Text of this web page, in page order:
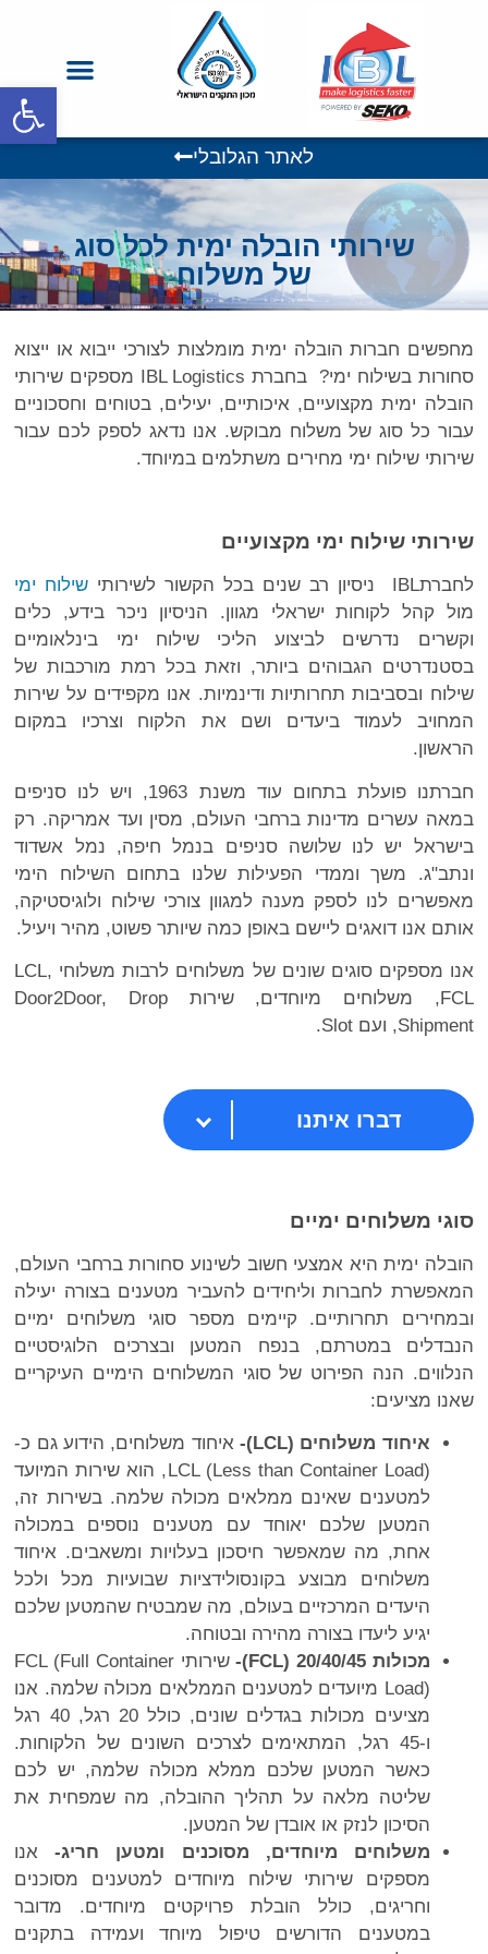
פתח
לאתר הגלובלי
שירותי הובלה ימית לכל סוג
של משלוח
מחפשים חברות הובלה ימית מומלצות לצורכי ייבוא או ייצוא
סחורות בשילוח ימי? בחברת IBL Logistics מספקים שירותי
הובלה ימית מקצועיים, איכותיים, יעילים, בטוחים וחסכוניים
עבור כל סוג של משלוח מבוקש. אנו נדאג לספק לכם עבור
שירותי שילוח ימי מחירים משתלמים במיוחד.
שירותי שילוח ימי מקצועיים
לחברתIBL ניסיון רב שנים בכל הקשור לשירותי
שילוח ימי
מול קהל לקוחות ישראלי מגוון. הניסיון ניכר בידע, כלים
וקשרים נדרשים לביצוע הליכי שילוח ימי בינלאומיים
בסטנדרטים הגבוהים ביותר, וזאת בכל רמת מורכבות של
שילוח ובסביבות תחרותיות ודינמיות. אנו מקפידים על שירות
המחויב לעמוד ביעדים ושם את הלקוח וצרכיו במקום
הראשון.
חברתנו פועלת בתחום עוד משנת 1963, ויש לנו סניפים
במאה עשרים מדינות ברחבי העולם, מסין ועד אמריקה. רק
בישראל יש לנו שלושה סניפים בנמל חיפה, נמל אשדוד
ונתב"ג. משך וממדי הפעילות שלנו בתחום השילוח הימי
מאפשרים לנו לספק מענה למגוון צורכי שילוח ולוגיסטיקה,
אותם אנו דואגים ליישם באופן כמה שיותר פשוט, מהיר ויעיל.
אנו מספקים סוגים שונים של משלוחים לרבות משלוחי LCL,
FCL, משלוחים מיוחדים, שירות Door2Door, Drop
Shipment, ועם Slot.
דברו איתנו
סוגי משלוחים ימיים
הובלה ימית היא אמצעי חשוב לשינוע סחורות ברחבי העולם,
המאפשרת לחברות וליחידים להעביר מטענים בצורה יעילה
ובמחירים תחרותיים. קיימים מספר סוגי משלוחים ימיים
הנבדלים במטרתם, בנפח המטען ובצרכים הלוגיסטיים
הנלווים. הנה הפירוט של סוגי המשלוחים הימיים העיקריים
שאנו מציעים:
איחוד משלוחים (LCL
)- איחוד משלוחים, הידוע גם כ-
LCL (Less than Container Load), הוא שירות המיועד
למטענים שאינם ממלאים מכולה שלמה. בשירות זה,
המטען שלכם יאוחד עם מטענים נוספים במכולה
אחת, מה שמאפשר חיסכון בעלויות ומשאבים. איחוד
משלוחים מבוצע בקונסולידציות שבועיות מכל ולכל
היעדים המרכזיים בעולם, מה שמבטיח שהמטען שלכם
יגיע ליעדו בצורה מהירה ובטוחה.
מכולות 20/40/45 (
FCL
)-
שירותי FCL (Full Container
Load) מיועדים למטענים הממלאים מכולה שלמה. אנו
מציעים מכולות בגדלים שונים, כולל 20 רגל, 40 רגל
ו-45 רגל, המתאימים לצרכים השונים של הלקוחות.
כאשר המטען שלכם ממלא מכולה שלמה, יש לכם
שליטה מלאה על תהליך ההובלה, מה שמפחית את
הסיכון לנזק או אובדן של המטען.
משלוחים מיוחדים, מסוכנים ומטען חריג- אנו
מספקים שירותי שילוח מיוחדים למטענים מסוכנים
וחריגים, כולל הובלת פרויקטים מיוחדים. מדובר
במטענים הדורשים טיפול מיוחד ועמידה בתקנים